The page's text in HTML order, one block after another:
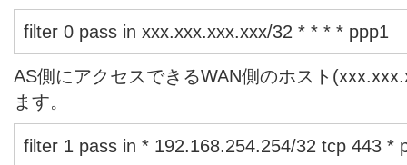
filter 0 pass in xxx.xxx.xxx.xxx/32 * * * * ppp1
AS側にアクセスできるWAN側のホスト
ます。
filter 1 pass in * 192.168.254.254/32 tcp 443 *